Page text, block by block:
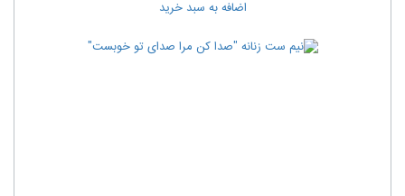
اضافه به سبد خرید